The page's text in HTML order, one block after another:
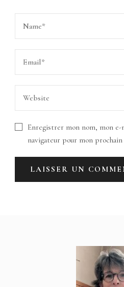
Enregistrer mon nom, mon
navigateur pour mon